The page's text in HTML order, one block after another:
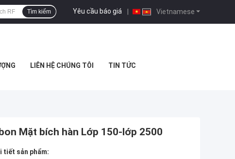
Vietnamese
Yêu cầu báo giá |
Tìm kiếm
LIÊN HỆ CHÚNG TÔI TIN TỨC
Mặt bích hàn Lớp 150-lớp 2500
tiết sản phẩm: